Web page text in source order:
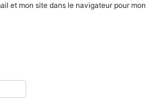
et mon site dans le navigateur pour mon